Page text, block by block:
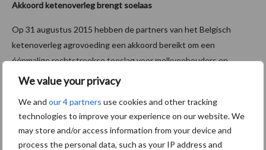
We value your privacy
We and our 4 partners use cookies and other tracking
technologies to improve your experience on our website. We
may store and/or access information from your device and
process the personal data, such as your IP address and
Akkoord ketenoverleg brengt soelaas
Op 31 augustus 2015 hebben de partners van het Belgisch
ketenoverleg agrovoeding een akkoord bereikt om een
éénmalige rechtstreekse toeslag voor melkveehouders en
varkenshouders toe te kennen. Op die manier wordt de crisis op
gesloten werd over het oprichten van stabiliteitsfondsen voor
melk en varkensvlees moet nog geconcretiseerd worden en zal
pas op langere termijn resultaat opleveren.